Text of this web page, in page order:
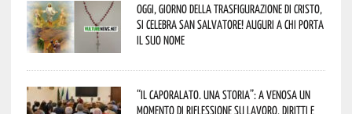
Oggi, giorno della Trasfigurazione di Cristo,
si celebra San Salvatore! Auguri a chi porta
il suo nome
“Il caporalato. Una storia”: a Venosa un
momento di riflessione su lavoro, diritti e